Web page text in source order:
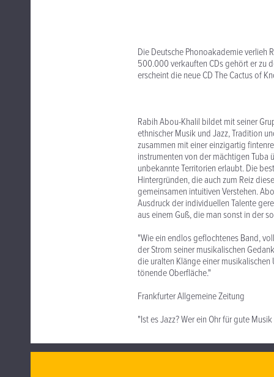
Die Deutsche Phonoakademie verlieh
500.000 verkauften CDs gehört er zu
erscheint die neue CD The Cactus of
Rabih Abou-Khalil bildet mit seiner
ethnischer Musik und Jazz, Tradition
zusammen mit einer einzigartig
instrumenten von der mächtigen Tuba
unbekannte Territorien erlaubt. Die
Hintergründen, die auch zum Reiz
gemeinsamen intuitiven Verstehen.
Ausdruck der individuellen Talente
aus einem Guß, die man sonst in der
"Wie ein endlos geflochtenes Band,
der Strom seiner musikalischen
die uralten Klänge einer
tönende Oberfläche."
Frankfurter Allgemeine Zeitung
"Ist es Jazz? Wer ein Ohr für gute